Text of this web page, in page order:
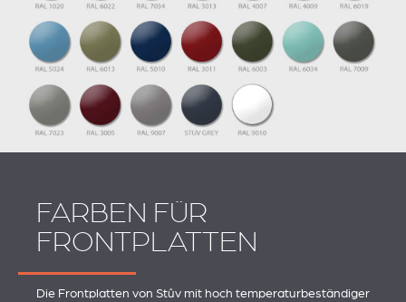
FARBEN FÜR
FRONTPLATTEN
Die Frontplatten von Stûv mit hoch temperaturbeständiger